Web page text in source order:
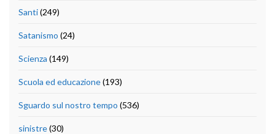
Santi(249)
Satanismo (24)
Scienza (149)
Scuola ed educazione(193)
Sguardo sul nostro tempo (536)
sinistre(30)